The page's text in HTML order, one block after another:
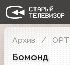
Архив ОРТ
Бомонд